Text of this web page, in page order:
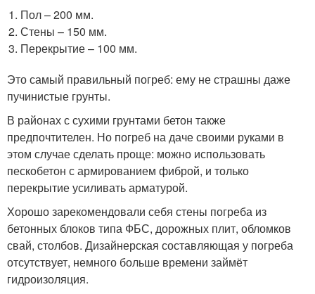
Пол – 200 мм.
Стены – 150 мм.
Перекрытие – 100 мм.
Это самый правильный погреб: ему не страшны даже
пучинистые грунты.
В районах с сухими грунтами бетон также
предпочтителен. Но погреб на даче своими руками в
этом случае сделать проще: можно использовать
пескобетон с армированием фиброй, и только
перекрытие усиливать арматурой.
Хорошо зарекомендовали себя стены погреба из
бетонных блоков типа ФБС, дорожных плит, обломков
свай, столбов. Дизайнерская составляющая у погреба
отсутствует, немного больше времени займёт
гидроизоляция.